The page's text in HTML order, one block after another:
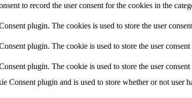
to record the user consent for the cookies in the
plugin. The cookies is used to store the user
plugin. The cookie is used to store the user
plugin. The cookie is used to store the user
Consent plugin and is used to store whether or not user